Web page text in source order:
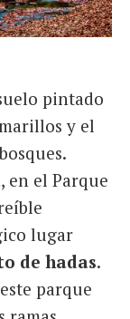
pintado
y el
, en el Parque
lugar
de hadas.
parque